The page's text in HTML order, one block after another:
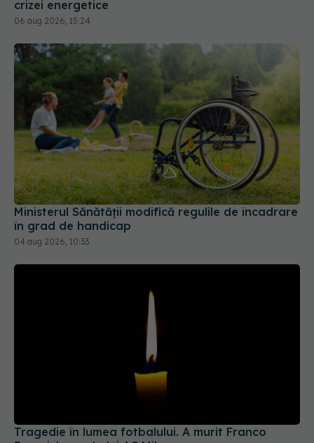
Ministerul Sănătății modifică regulile de încadrare
în grad de handicap
04 aug 2026, 10:33
Tragedie în lumea fotbalului. A murit Franco
Baresi, legenda lui AC Milan